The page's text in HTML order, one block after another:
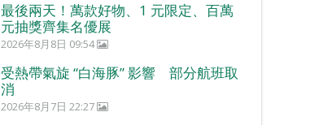
最後兩天！萬款好物、1 元限定、百萬
元抽獎齊集名優展
2026年8月8日 09:54
受熱帶氣旋 “白海豚” 影響 部分航班取
消
2026年8月7日 22:27